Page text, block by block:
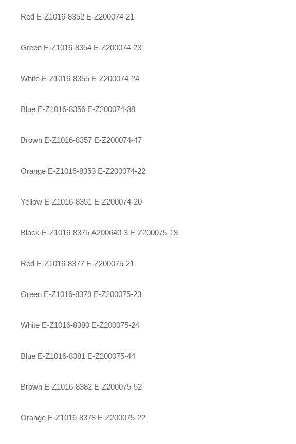
Red E-Z1016-8352 E-Z200074-21
Green E-Z1016-8354 E-Z200074-23
White E-Z1016-8355 E-Z200074-24
Blue E-Z1016-8356 E-Z200074-38
Brown E-Z1016-8357 E-Z200074-47
Orange E-Z1016-8353 E-Z200074-22
Yellow E-Z1016-8351 E-Z200074-20
Black E-Z1016-8375 A200640-3 E-Z200075-19
Red E-Z1016-8377 E-Z200075-21
Green E-Z1016-8379 E-Z200075-23
White E-Z1016-8380 E-Z200075-24
Blue E-Z1016-8381 E-Z200075-44
Brown E-Z1016-8382 E-Z200075-52
Orange E-Z1016-8378 E-Z200075-22